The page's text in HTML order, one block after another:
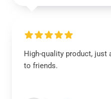
High-quality product, just
to friends.